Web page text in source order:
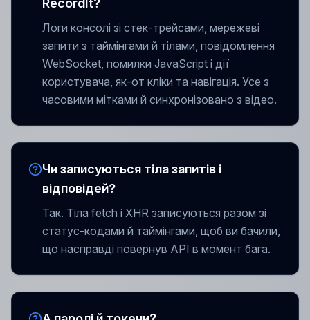
RecordIt?
Логи консолі зі стек-трейсами, мережеві
запити з таймінгами й тілами, повідомлення
WebSocket, помилки JavaScript і дії
користувача, як-от кліки та навігація. Усе з
часовими мітками й синхронізовано з відео.
Чи записуються тіла запитів і
відповідей?
Так. Тіла fetch і XHR записуються разом зі
статус-кодами й таймінгами, щоб ви бачили,
що насправді повернув API в момент бага.